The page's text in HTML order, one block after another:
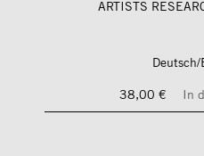
ARTISTS
38,00 €
In